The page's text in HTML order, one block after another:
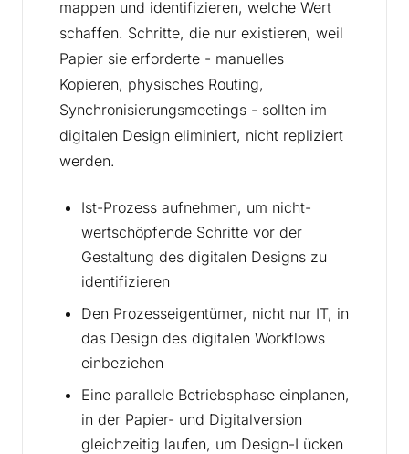
mappen und identifizieren, welche Wert
schaffen. Schritte, die nur existieren, weil
Papier sie erforderte - manuelles
Kopieren, physisches Routing,
Synchronisierungsmeetings - sollten im
digitalen Design eliminiert, nicht repliziert
werden.
Ist-Prozess aufnehmen, um nicht-
wertschöpfende Schritte vor der
Gestaltung des digitalen Designs zu
identifizieren
Den Prozesseigentümer, nicht nur IT, in
das Design des digitalen Workflows
einbeziehen
Eine parallele Betriebsphase einplanen,
in der Papier- und Digitalversion
gleichzeitig laufen, um Design-Lücken